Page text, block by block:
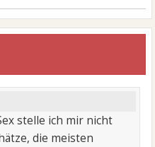
stelle ich mir nicht
die meisten